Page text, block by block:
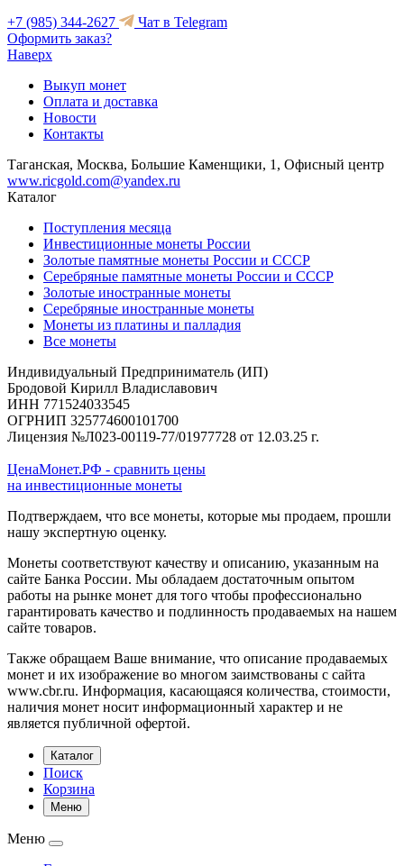
+7 (985) 344-2627
Чат в Telegram
Оформить заказ?
Наверх
Выкуп монет
Оплата и доставка
Новости
Контакты
Таганская, Москва, Большие Каменщики, 1, Офисный центр
www.ricgold.com@yandex.ru
Каталог
Поступления месяца
Инвестиционные монеты России
Золотые памятные монеты России и СССР
Серебряные памятные монеты России и СССР
Золотые иностранные монеты
Серебряные иностранные монеты
Монеты из платины и палладия
Все монеты
Индивидуальный Предприниматель (ИП)
Бродовой Кирилл Владиславович
ИНН 771524033545
ОГРНИП 325774600101700
Лицензия №Л023-00119-77/01977728 от 12.03.25 г.
ЦенаМонет.РФ - сравнить цены
на инвестиционные монеты
Подтверждаем, что все монеты, которые мы продаем, прошли
нашу экспертную оценку.
Монеты соответствуют качеству и описанию, указанным на
сайте Банка России. Мы обладаем достаточным опытом
работы на рынке монет для того чтобы профессионально
гарантировать качество и подлинность продаваемых на нашем
сайте товаров.
Также обращаем Ваше внимание, что описание продаваемых
монет и их изображение во многом заимствованы с сайта
www.cbr.ru. Информация, касающаяся количества, стоимости,
наличия монет носит информационный характер и не
является публичной офертой.
Каталог
Поиск
Корзина
Меню
Меню